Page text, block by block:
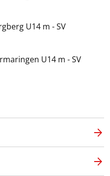
U14 m - SV
U14 m - SV